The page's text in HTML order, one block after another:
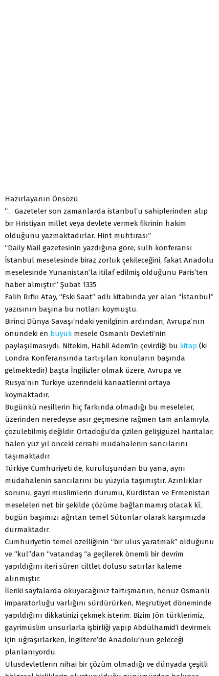
Hazırlayanın Önsözü
“… Gazeteler son zamanlarda istanbul’u sahiplerinden alıp
bir Hristiyan millet veya devlete vermek fikrinin hakim
olduğunu yazmaktadırlar. Hint muhtırası”
“Daily Mail gazetesinin yazdığına göre, sulh konferansı
İstanbul meselesinde biraz zorluk çekileceğini, fakat Anadolu
meselesinde Yunanistan’la itilaf edilmiş olduğunu Paris’ten
haber almıştır.” Şubat 1335
Falih Rıfkı Atay, “Eski Saat” adlı kitabında yer alan “İstanbul”
yazısının başına bu notları koymuştu.
Birinci Dünya Savaşı’ndaki yenilginin ardından, Avrupa’nın
önündeki en büyük mesele Osmanlı Devleti’nin
paylaşılmasıydı. Nitekim, Habil Adem’in çevirdiği bu kitap (ki
Londra Konferansında tartışılan konuların başında
gelmektedir) başta İngilizler olmak üzere, Avrupa ve
Rusya’nın Türkiye üzerindeki kanaatlerini ortaya
koymaktadır.
Bugünkü nesillerin hiç farkında olmadığı bu meseleler,
üzerinden neredeyse asır geçmesine rağmen tam anlamıyla
çözülebilmiş değildir. Ortadoğu’da çizilen gelişigüzel haritalar,
halen yüz yıl önceki cerrahi müdahalenin sancılarını
taşımaktadır.
Türkiye Cumhuriyeti de, kuruluşundan bu yana, aynı
müdahalenin sancılarını bu yüzyıla taşımıştır. Azınlıklar
sorunu, gayri müslimlerin durumu, Kürdistan ve Ermenistan
meseleleri net bir şekilde çözüme bağlanmamış olacak kî,
bugün başımızı ağrıtan temel Sütunlar olarak karşımızda
durmaktadır.
Cumhuriyetin temel özelliğinin “bir ulus yaratmak” olduğunu
ve “kul”dan “vatandaş “a geçilerek önemli bir devrim
yapıldığını iteri süren ciltlet dolusu satırlar kaleme
alınmıştır.
İleriki sayfalarda okuyacağınız tartışmanın, henüz Osmanlı
imparatorluğu varlığını sürdürürken, Meşrutiyet döneminde
yapıldığını dikkatinizi çekmek isterim. Bizim Jön türklerimiz,
gayrimüslim unsurlarla işbirliği yapıp Abdülhamid’i devirmek
için uğraşırlarken, İngiltere’de Anadolu’nun geleceği
planlanıyordu.
Ulusdevletlerin nihai bir çözüm olmadığı ve dünyada çeşitli